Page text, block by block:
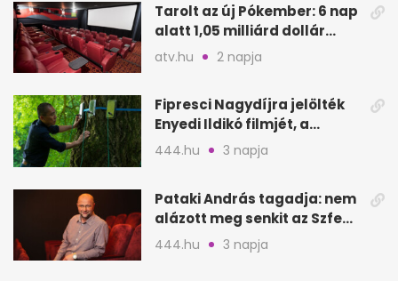
Tarolt az új Pókember: 6 nap
alatt 1,05 milliárd dollár
bevétel
atv.hu 2 napja
Fipresci Nagydíjra jelölték
Enyedi Ildikó filmjét, a
Csendes barátot
444.hu 3 napja
Pataki András tagadja: nem
alázott meg senkit az Szfe
felvételijén
444.hu 3 napja